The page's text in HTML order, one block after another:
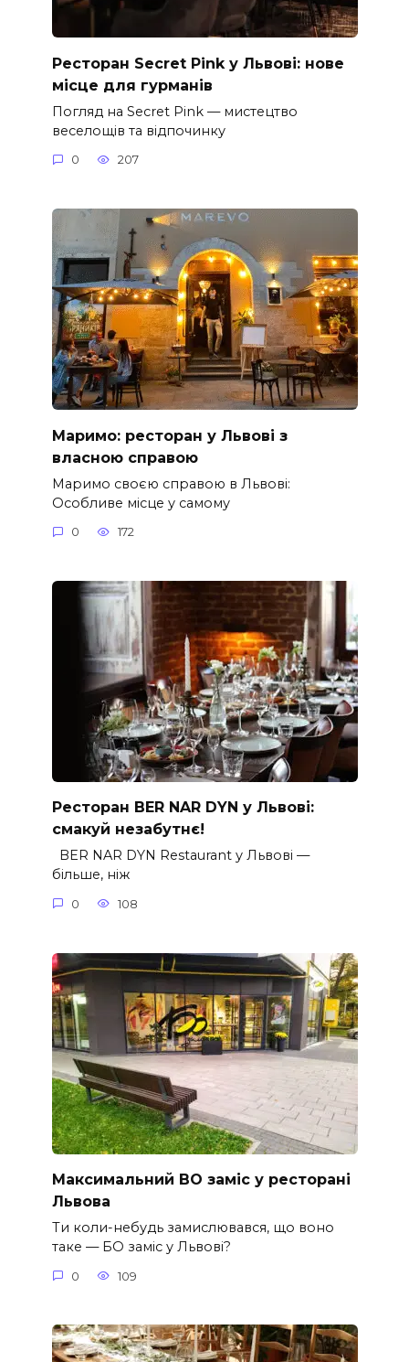
Ресторан Secret Pink у Львові: нове
місце для гурманів
Погляд на Secret Pink — мистецтво
веселощів та відпочинку
0 207
Маримо: ресторан у Львові з
власною справою
Маримо своєю справою в Львові:
Особливе місце у самому
0 172
Ресторан BER NAR DYN у Львові:
смакуй незабутнє!
BER NAR DYN Restaurant у Львові —
більше, ніж
0 108
Максимальний BO заміс у ресторані
Львова
Ти коли-небудь замислювався, що воно
таке — БО заміс у Львові?
0 109